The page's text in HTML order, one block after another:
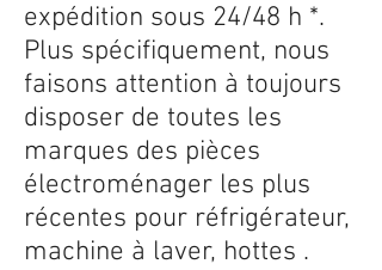
expédition sous 24/48 h *.
Plus spécifiquement, nous
faisons attention à toujours
disposer de toutes les
marques des pièces
électroménager les plus
récentes pour réfrigérateur,
machine à laver, hottes .